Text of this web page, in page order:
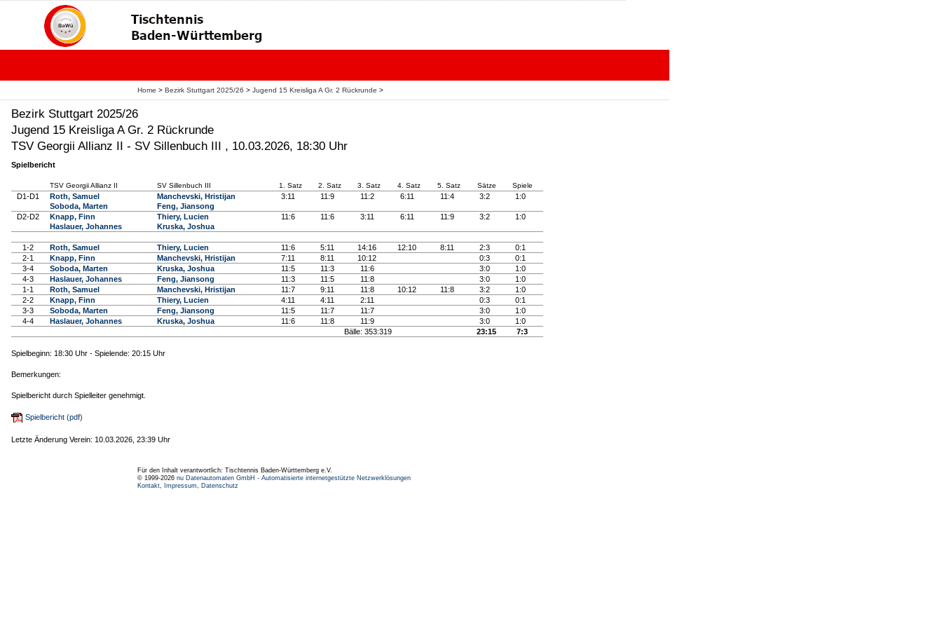
Home > Bezirk Stuttgart 2025/26 > Jugend 15 Kreisliga A Gr. 2 Rückrunde >
Bezirk Stuttgart 2025/26
Jugend 15 Kreisliga A Gr. 2 Rückrunde
TSV Georgii Allianz II - SV Sillenbuch III , 10.03.2026, 18:30 Uhr
Spielbericht
TSV Georgii Allianz II SV Sillenbuch III 1. Satz 2. Satz 3. Satz 4. Satz 5. Satz Sätze Spiele
D1-D1
Roth, Samuel
Soboda, Marten
Manchevski, Hristijan
Feng, Jiansong
3:11 11:9 11:2 6:11 11:4 3:2 1:0
D2-D2
Knapp, Finn
Haslauer, Johannes
Thiery, Lucien
Kruska, Joshua
11:6 11:6 3:11 6:11 11:9 3:2 1:0
1-2 Roth, Samuel Thiery, Lucien 11:6 5:11 14:16 12:10 8:11 2:3
0:1
2-1
Knapp, Finn Manchevski, Hristijan 7:11 8:11 10:12 0:3
0:1
3-4
Soboda, Marten Kruska, Joshua 11:5 11:3 11:6 3:0
1:0
4-3
Haslauer, Johannes Feng, Jiansong 11:3 11:5 11:8 3:0
1:0
1-1
Roth, Samuel Manchevski, Hristijan 11:7 9:11 11:8 10:12 11:8 3:2
1:0
2-2
Knapp, Finn Thiery, Lucien 4:11 4:11 2:11 0:3
0:1
3-3
Soboda, Marten Feng, Jiansong 11:5 11:7 11:7 3:0
1:0
4-4
Haslauer, Johannes Kruska, Joshua 11:6 11:8 11:9 3:0
1:0
Bälle: 353:319
23:15 7:3
Spielbeginn: 18:30 Uhr - Spielende: 20:15 Uhr
Bemerkungen:
Spielbericht durch Spielleiter genehmigt.
Spielbericht (pdf)
Letzte Änderung Verein: 10.03.2026, 23:39 Uhr
Für den Inhalt verantwortlich: Tischtennis Baden-Württemberg e.V.
© 1999-2026 nu Datenautomaten GmbH - Automatisierte internetgestützte Netzwerklösungen
Kontakt, Impressum, Datenschutz